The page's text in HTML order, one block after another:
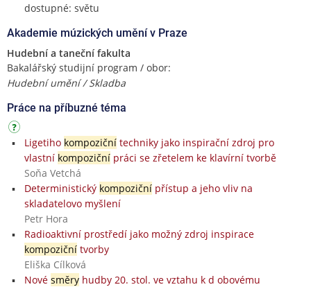
dostupné: světu
Akademie múzických umění v Praze
Hudební a taneční fakulta
Bakalářský studijní program / obor:
Hudební umění / Skladba
Práce na příbuzné téma
Ligetiho kompozičnítechniky jako inspirační zdroj pro
vlastní kompozičnípráci se zřetelem ke klavírní tvorbě
Soňa Vetchá
Deterministický kompozičnípřístup a jeho vliv na
skladatelovo myšlení
Petr Hora
Radioaktivní prostředí jako možný zdroj inspirace
kompozičnítvorby
Eliška Cílková
Nové směryhudby 20. stol. ve vztahu k d obovému